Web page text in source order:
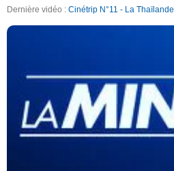
Dernière vidéo : Cinétrip N°11 - La Thaïlande